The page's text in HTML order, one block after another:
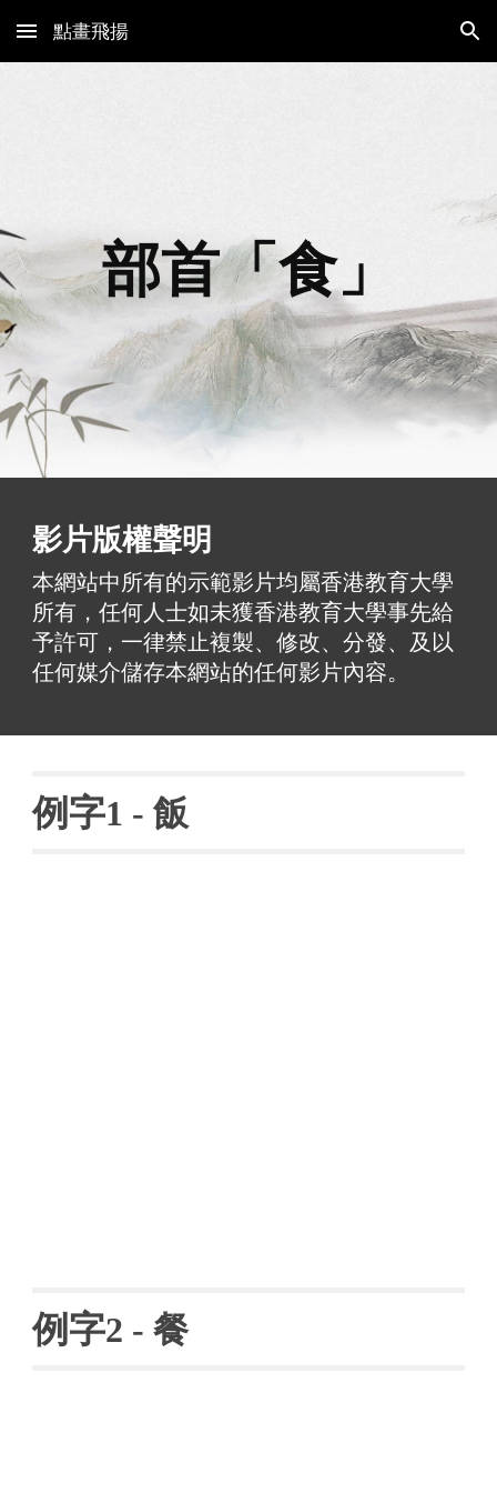
Skip to main content Skip to navigation
點畫飛揚
部首「食」
影片版權聲明
本網站中所有的示範影片均屬香港教育大學
所有，任何人士如未獲香港教育大學事先給
予許可，一律禁止複製、修改、分發、及以
任何媒介儲存本網站的任何影片內容。
例字1 - 飯
例字2 - 餐